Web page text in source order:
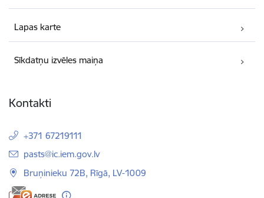
Lapas karte
Sīkdatņu izvēles maiņa
Kontakti
+371 67219111
E-pasts:
pasts@ic.iem.gov.lv
Bruņinieku 72B, Rīgā, LV-1009